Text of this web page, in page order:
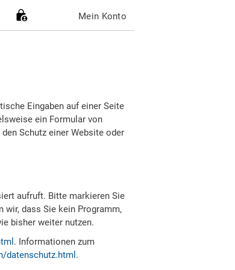
Mein Konto
Eingaben auf einer Seite
ein Formular von
Schutz einer Website oder
aufruft. Bitte markieren Sie
wir, dass Sie kein Programm,
bisher weiter nutzen.
. Informationen zum
datenschutz.html .